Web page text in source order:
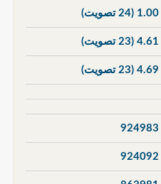
1.00 (24 تصويت)
4.61 (23 تصويت)
4.69 (23 تصويت)
924983
924092